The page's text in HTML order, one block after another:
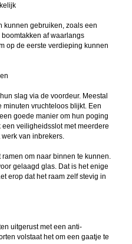
kunnen gebruiken, zoals een
af waarlangs
op de eerste verdieping kunnen
slag via de voordeur. Meestal
vruchteloos blijkt. Een
goede manier om hun poging
veiligheidsslot met meerdere
van inbrekers.
om naar binnen te kunnen.
gelaagd glas. Dat is het enige
erop dat het raam zelf stevig in
uitgerust met een anti-
volstaat het om een gaatje te